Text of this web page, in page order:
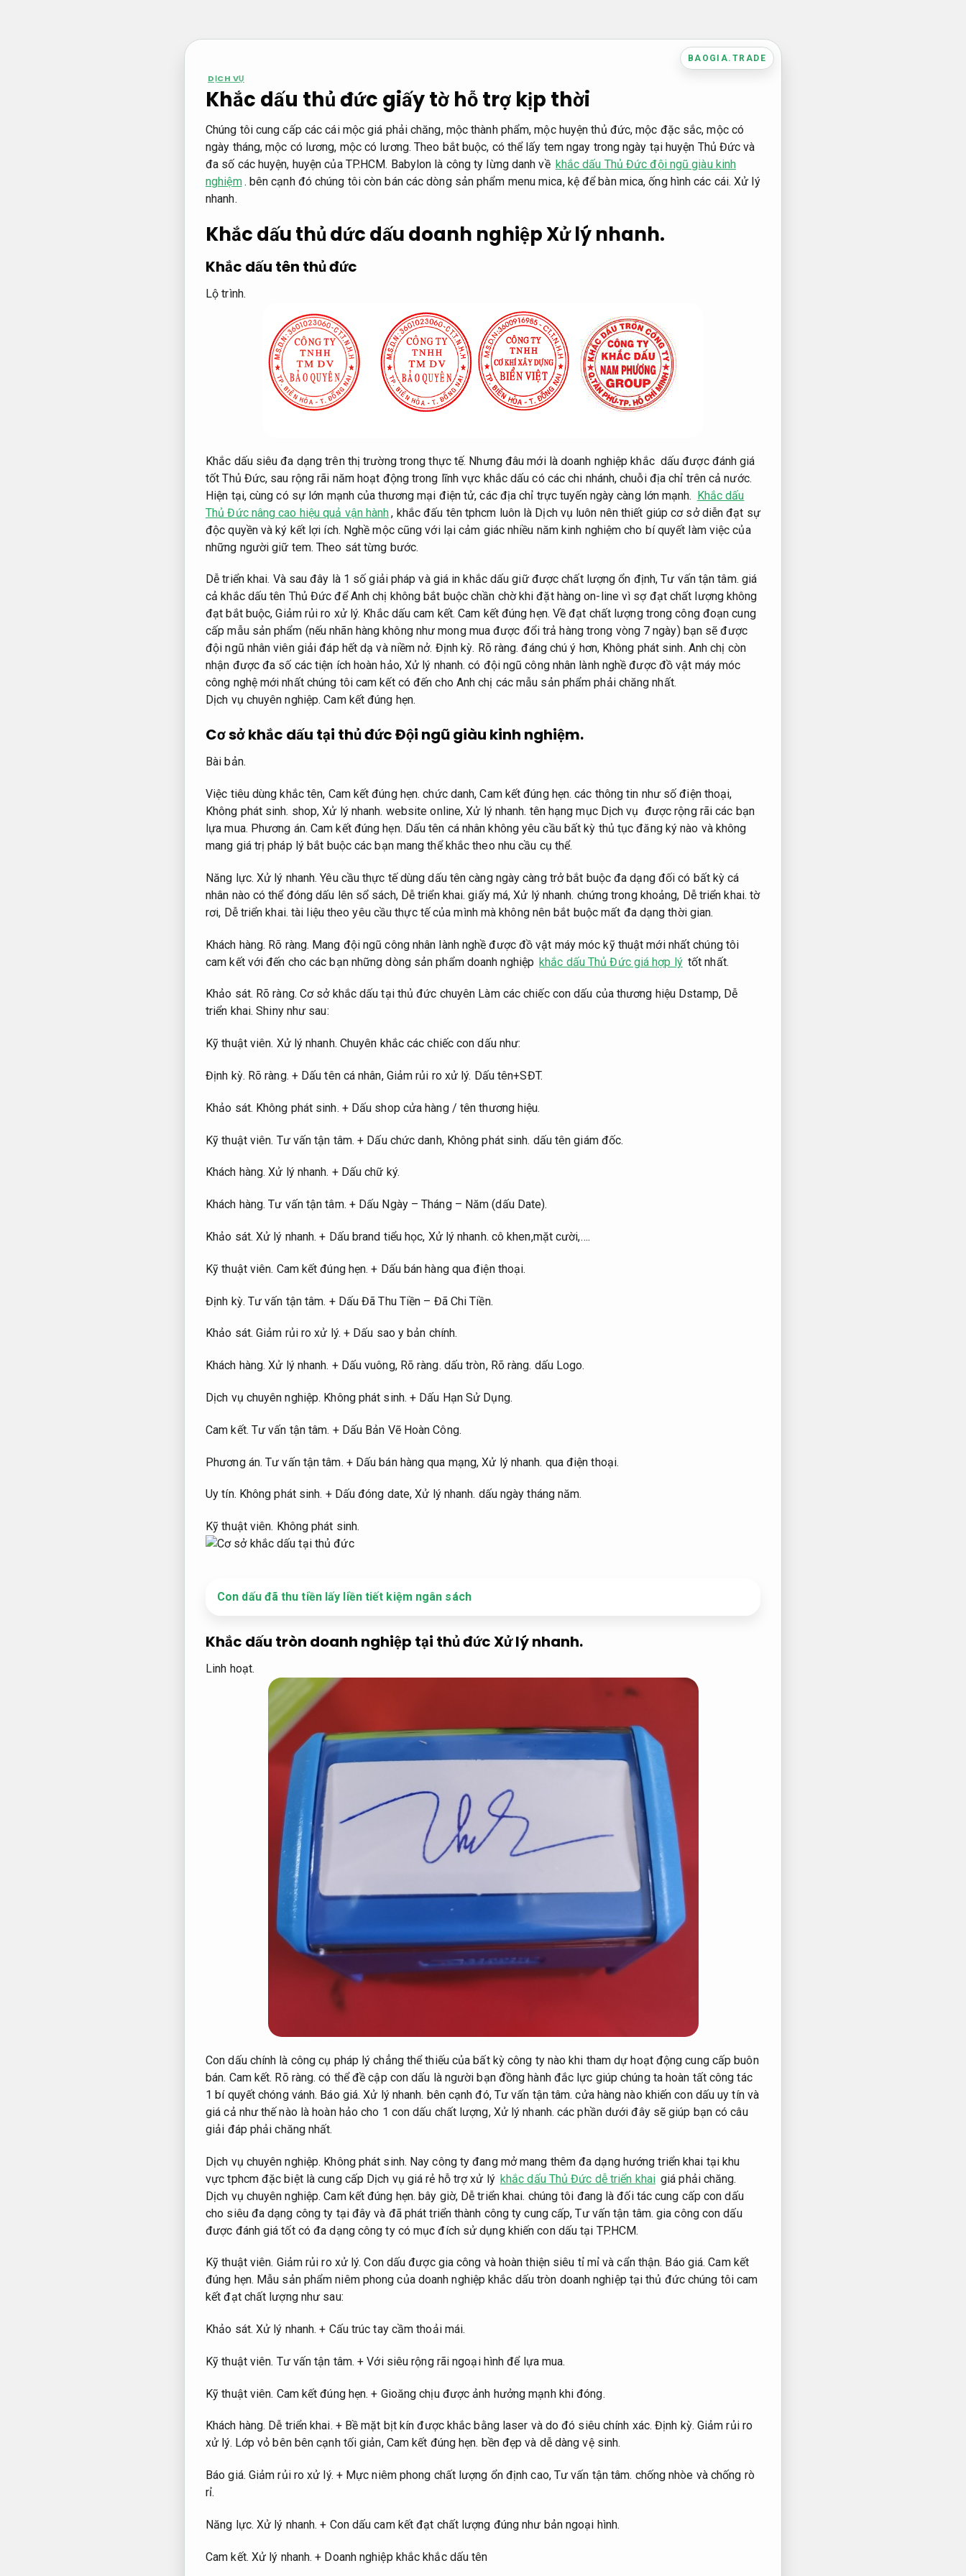
BAOGIA.TRADE
DỊCH VỤ
Khắc dấu thủ đức giấy tờ hỗ trợ kịp thời
Chúng tôi cung cấp các cái mộc giá phải chăng, mộc thành phẩm, mộc huyện thủ đức, mộc đặc sắc, mộc có
ngày tháng, mộc có lương, mộc có lương. Theo bắt buộc, có thể lấy tem ngay trong ngày tại huyện Thủ Đức và
đa số các huyện, huyện của TP.HCM. Babylon là công ty lừng danh về khắc dấu Thủ Đức đội ngũ giàu kinh
nghiệm. bên cạnh đó chúng tôi còn bán các dòng sản phẩm menu mica, kệ để bàn mica, ống hình các cái.Xử lý
nhanh.
Khắc dấu thủ dức dấu doanh nghiệpXử lý nhanh.
Khắc dấu tên thủ đức
Lộ trình.
Khắc dấu siêu đa dạng trên thị trường trong thực tế. Nhưng đâu mới là doanh nghiệp khắc dấu được đánh giá
tốt Thủ Đức, sau rộng rãi năm hoạt động trong lĩnh vực khắc dấu có các chi nhánh, chuỗi địa chỉ trên cả nước.
Hiện tại, cùng có sự lớn mạnh của thương mại điện tử, các địa chỉ trực tuyến ngày càng lớn mạnh. Khắc dấu
Thủ Đức nâng cao hiệu quả vận hành, khắc đấu tên tphcm luôn là Dịch vụ luôn nên thiết giúp cơ sở diễn đạt sự
độc quyền và ký kết lợi ích. Nghề mộc cũng với lại cảm giác nhiều năm kinh nghiệm cho bí quyết làm việc của
những người giữ tem.Theo sát từng bước.
Dễ triển khai. Và sau đây là 1 số giải pháp và giá in khắc dấu giữ được chất lượng ổn định,Tư vấn tận tâm. giá
cả khắc dấu tên Thủ Đức để Anh chị không bắt buộc chần chờ khi đặt hàng on-line vì sợ đạt chất lượng không
đạt bắt buộc,Giảm rủi ro xử lý. Khắc dấu cam kết.Cam kết đúng hẹn. Về đạt chất lượng trong công đoạn cung
cấp mẫu sản phẩm (nếu nhãn hàng không như mong mua được đổi trả hàng trong vòng 7 ngày) bạn sẽ được
đội ngũ nhân viên giải đáp hết dạ và niềm nở. Định kỳ. Rõ ràng. đáng chú ý hơn, Không phát sinh. Anh chị còn
nhận được đa số các tiện ích hoàn hảo, Xử lý nhanh. có đội ngũ công nhân lành nghề được đồ vật máy móc
công nghệ mới nhất chúng tôi cam kết có đến cho Anh chị các mẫu sản phẩm phải chăng nhất.
Dịch vụ chuyên nghiệp. Cam kết đúng hẹn.
Cơ sở khắc dấu tại thủ đứcĐội ngũ giàu kinh nghiệm.
Bài bản.
Việc tiêu dùng khắc tên, Cam kết đúng hẹn. chức danh,Cam kết đúng hẹn. các thông tin như số điện thoại,
Không phát sinh. shop,Xử lý nhanh. website online,Xử lý nhanh. tên hạng mục Dịch vụ được rộng rãi các bạn
lựa mua. Phương án. Cam kết đúng hẹn. Dấu tên cá nhân không yêu cầu bất kỳ thủ tục đăng ký nào và không
mang giá trị pháp lý bắt buộc các bạn mang thể khắc theo nhu cầu cụ thể.
Năng lực. Xử lý nhanh. Yêu cầu thực tế dùng dấu tên càng ngày càng trở bắt buộc đa dạng đối có bất kỳ cá
nhân nào có thể đóng dấu lên sổ sách, Dễ triển khai. giấy má,Xử lý nhanh. chứng trong khoảng, Dễ triển khai. tờ
rơi, Dễ triển khai. tài liệu theo yêu cầu thực tế của mình mà không nên bắt buộc mất đa dạng thời gian.
Khách hàng. Rõ ràng. Mang đội ngũ công nhân lành nghề được đồ vật máy móc kỹ thuật mới nhất chúng tôi
cam kết với đến cho các bạn những dòng sản phẩm doanh nghiệp khắc dấu Thủ Đức giá hợp lý tốt nhất.
Khảo sát. Rõ ràng. Cơ sở khắc dấu tại thủ đức chuyên Làm các chiếc con dấu của thương hiệu Dstamp, Dễ
triển khai. Shiny như sau:
Kỹ thuật viên. Xử lý nhanh. Chuyên khắc các chiếc con dấu như:
Định kỳ. Rõ ràng. + Dấu tên cá nhân, Giảm rủi ro xử lý. Dấu tên+SĐT.
Khảo sát. Không phát sinh. + Dấu shop cửa hàng / tên thương hiệu.
Kỹ thuật viên. Tư vấn tận tâm. + Dấu chức danh, Không phát sinh. dấu tên giám đốc.
Khách hàng. Xử lý nhanh. + Dấu chữ ký.
Khách hàng. Tư vấn tận tâm. + Dấu Ngày – Tháng – Năm (dấu Date).
Khảo sát. Xử lý nhanh. + Dấu brand tiểu học, Xử lý nhanh. cô khen,mặt cười,….
Kỹ thuật viên. Cam kết đúng hẹn. + Dấu bán hàng qua điện thoại.
Định kỳ. Tư vấn tận tâm. + Dấu Đã Thu Tiền – Đã Chi Tiền.
Khảo sát. Giảm rủi ro xử lý. + Dấu sao y bản chính.
Khách hàng. Xử lý nhanh. + Dấu vuông, Rõ ràng. dấu tròn, Rõ ràng. dấu Logo.
Dịch vụ chuyên nghiệp. Không phát sinh. + Dấu Hạn Sử Dụng.
Cam kết. Tư vấn tận tâm. + Dấu Bản Vẽ Hoàn Công.
Phương án. Tư vấn tận tâm. + Dấu bán hàng qua mạng,Xử lý nhanh. qua điện thoại.
Uy tín. Không phát sinh. + Dấu đóng date,Xử lý nhanh. dấu ngày tháng năm.
Kỹ thuật viên. Không phát sinh.
Con dấu đã thu tiền lấy liền tiết kiệm ngân sách
Khắc dấu tròn doanh nghiệp tại thủ đứcXử lý nhanh.
Linh hoạt.
Con dấu chính là công cụ pháp lý chẳng thể thiếu của bất kỳ công ty nào khi tham dự hoạt động cung cấp buôn
bán. Cam kết. Rõ ràng. có thể đề cập con dấu là người bạn đồng hành đắc lực giúp chúng ta hoàn tất công tác
1 bí quyết chóng vánh. Báo giá. Xử lý nhanh. bên cạnh đó, Tư vấn tận tâm. cửa hàng nào khiến con dấu uy tín và
giá cả như thế nào là hoàn hảo cho 1 con dấu chất lượng, Xử lý nhanh. các phần dưới đây sẽ giúp bạn có câu
giải đáp phải chăng nhất.
Dịch vụ chuyên nghiệp. Không phát sinh. Nay công ty đang mở mang thêm đa dạng hướng triển khai tại khu
vực tphcm đặc biệt là cung cấp Dịch vụ giá rẻ hỗ trợ xử lý khắc dấu Thủ Đức dễ triển khai giá phải chăng.
Dịch vụ chuyên nghiệp. Cam kết đúng hẹn. bây giờ, Dễ triển khai. chúng tôi đang là đối tác cung cấp con dấu
cho siêu đa dạng công ty tại đây và đã phát triển thành công ty cung cấp,Tư vấn tận tâm. gia công con dấu
được đánh giá tốt có đa dạng công ty có mục đích sử dụng khiến con dấu tại TP.HCM.
Kỹ thuật viên. Giảm rủi ro xử lý. Con dấu được gia công và hoàn thiện siêu tỉ mỉ và cẩn thận. Báo giá. Cam kết
đúng hẹn. Mẫu sản phẩm niêm phong của doanh nghiệp khắc dấu tròn doanh nghiệp tại thủ đức chúng tôi cam
kết đạt chất lượng như sau:
Khảo sát. Xử lý nhanh. + Cấu trúc tay cầm thoải mái.
Kỹ thuật viên. Tư vấn tận tâm. + Với siêu rộng rãi ngoại hình để lựa mua.
Kỹ thuật viên. Cam kết đúng hẹn. + Gioăng chịu được ảnh hưởng mạnh khi đóng.
Khách hàng. Dễ triển khai. + Bề mặt bịt kín được khắc bằng laser và do đó siêu chính xác.Định kỳ. Giảm rủi ro
xử lý. Lớp vỏ bên bên cạnh tối giản, Cam kết đúng hẹn. bền đẹp và dễ dàng vệ sinh.
Báo giá. Giảm rủi ro xử lý. + Mực niêm phong chất lượng ổn định cao, Tư vấn tận tâm. chống nhòe và chống rò
rỉ.
Năng lực. Xử lý nhanh. + Con dấu cam kết đạt chất lượng đúng như bản ngoại hình.
Cam kết. Xử lý nhanh. + Doanh nghiệp khắc khắc dấu tên